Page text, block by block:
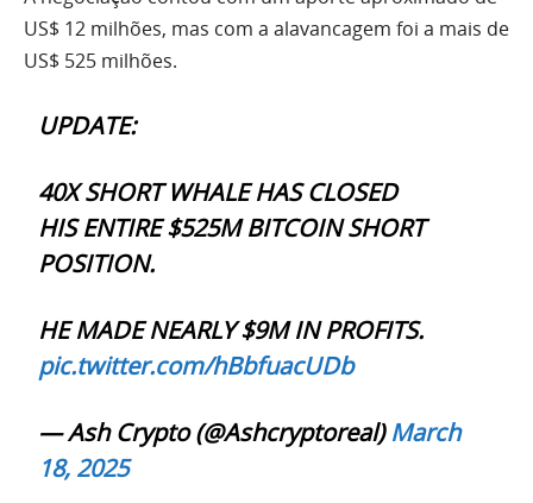
US$ 12 milhões, mas com a alavancagem foi a mais de
US$ 525 milhões.
UPDATE:
40X SHORT WHALE HAS CLOSED
HIS ENTIRE $525M BITCOIN SHORT
POSITION.
HE MADE NEARLY $9M IN PROFITS.
pic.twitter.com/hBbfuacUDb
— Ash Crypto (@Ashcryptoreal)March
18, 2025